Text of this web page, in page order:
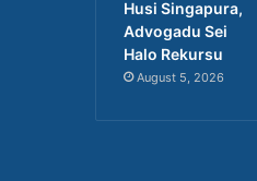
Husi Singapura,
Advogadu Sei
Halo Rekursu
August 5, 2026